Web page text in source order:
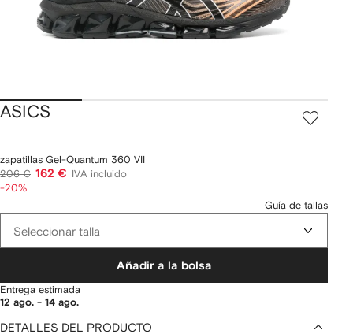
ASICS
zapatillas Gel-Quantum 360 VII
206 € 162 €
IVA incluido
-20%
Guía de tallas
Seleccionar talla
Añadir a la bolsa
Entrega estimada
12 ago. - 14 ago.
DETALLES DEL PRODUCTO